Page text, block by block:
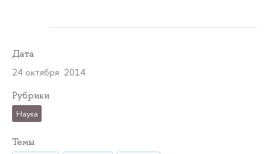
Дата
24 октября 2014
Рубрики
Наука
Темы